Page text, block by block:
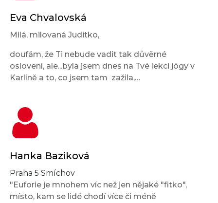
Eva Chvalovská
Milá, milovaná Juditko,
doufám, že Ti nebude vadit tak důvěrné
oslovení, ale...byla jsem dnes na Tvé lekci jógy v
Karlíně a to, co jsem tam zažila,…
Hanka Baziková
Praha 5 Smíchov
"Euforie je mnohem víc než jen nějaké "fitko",
místo, kam se lidé chodí více či méně